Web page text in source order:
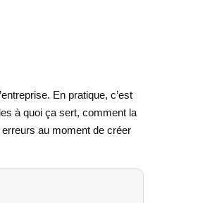
En pratique, c’est
à quoi ça sert, comment la
au moment de créer